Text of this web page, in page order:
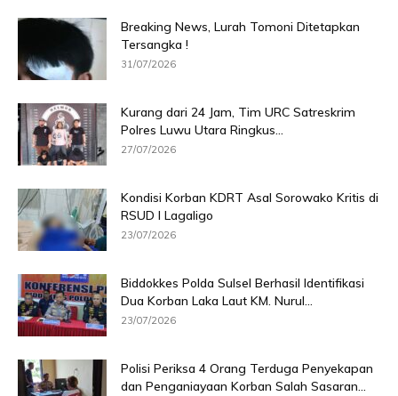
Breaking News, Lurah Tomoni Ditetapkan
Tersangka !
31/07/2026
Kurang dari 24 Jam, Tim URC Satreskrim
Polres Luwu Utara Ringkus...
27/07/2026
Kondisi Korban KDRT Asal Sorowako Kritis di
RSUD I Lagaligo
23/07/2026
Biddokkes Polda Sulsel Berhasil Identifikasi
Dua Korban Laka Laut KM. Nurul...
23/07/2026
Polisi Periksa 4 Orang Terduga Penyekapan
dan Penganiayaan Korban Salah Sasaran...